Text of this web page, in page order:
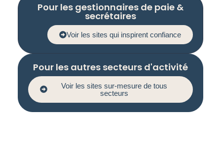
Pour les gestionnaires de paie &
secrétaires
Voir les sites qui inspirent confiance
Pour les autres secteurs d'activité
Voir les sites sur-mesure de tous
secteurs